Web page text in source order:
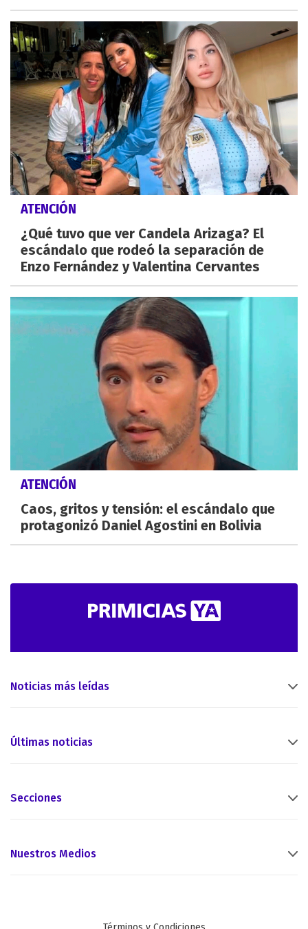
ATENCIÓN
¿Qué tuvo que ver Candela Arizaga? El
escándalo que rodeó la separación de
Enzo Fernández y Valentina Cervantes
ATENCIÓN
Caos, gritos y tensión: el escándalo que
protagonizó Daniel Agostini en Bolivia
Noticias más leídas
Últimas noticias
Secciones
Nuestros Medios